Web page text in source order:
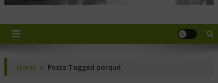
Home > Posts Tagged porqué